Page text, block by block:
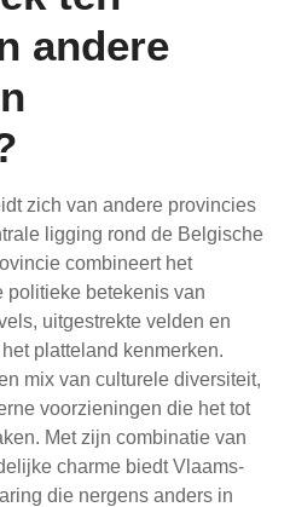
andere
zich van andere provincies
ligging rond de Belgische
combineert het
politieke betekenis van
uitgestrekte velden en
platteland kenmerken.
mix van culturele diversiteit,
voorzieningen die het tot
Met zijn combinatie van
charme biedt Vlaams-
die nergens anders in